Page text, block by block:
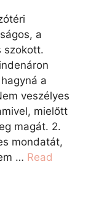
a
szokott.
a
veszélyes
mielőtt
magát. 2.
mondatát,
… Read